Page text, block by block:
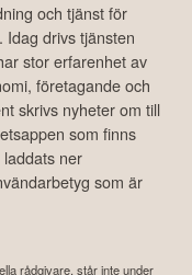
och tjänst för
drivs tjänsten
stor erfarenhet av
företagande och
skrivs nyheter om till
som finns
ner
som är
rådgivare, står inte under